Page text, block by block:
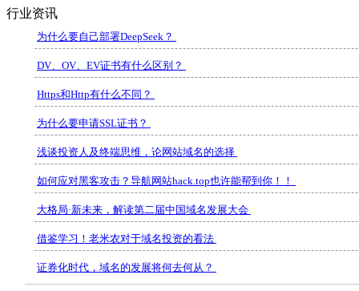
行业资讯
为什么要自己部署DeepSeek？
DV、OV、EV证书有什么区别？
Https和Http有什么不同？
为什么要申请SSL证书？
浅谈投资人及终端思维，论网站域名的选择
如何应对黑客攻击？导航网站hack.top也许能帮到你！！
大格局·新未来，解读第二届中国域名发展大会
借鉴学习！老米农对于域名投资的看法
证券化时代，域名的发展将何去何从？